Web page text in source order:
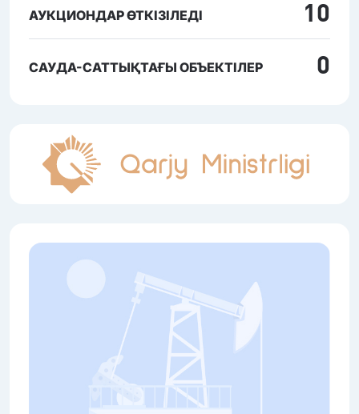
АУКЦИОНДАР ӨТКІЗІЛЕДІ 10
САУДА-САТТЫҚТАҒЫ ОБЪЕКТІЛЕР 0